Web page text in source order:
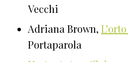
Vecchi
Adriana Brown,
Portaparola